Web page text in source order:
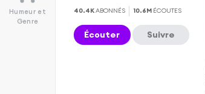
Humeur et
Genre
40.4KABONNÉS 10.6M ÉCOUTES
Écouter Suivre